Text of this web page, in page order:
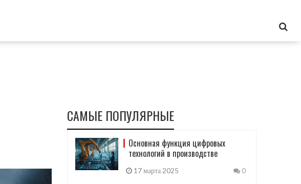
САМЫЕ ПОПУЛЯРНЫЕ
Основная функция цифровых
технологий в производстве
17 марта 2025 0